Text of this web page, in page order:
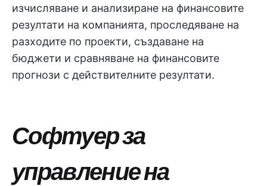
изчисляване и анализиране на финансовите
резултати на компанията, проследяване на
разходите по проекти, създаване на
бюджети и сравняване на финансовите
прогнози с действителните резултати.
Софтуер за
управление на